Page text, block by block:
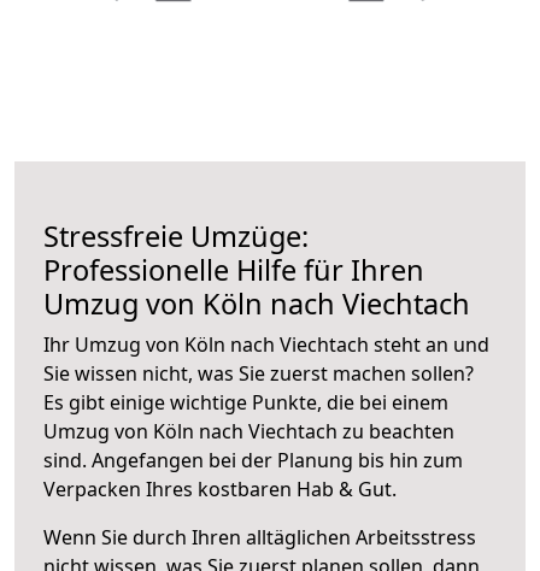
Stressfreie Umzüge:
Professionelle Hilfe für Ihren
Umzug von Köln nach Viechtach
Ihr Umzug von Köln nach Viechtach steht an und
Sie wissen nicht, was Sie zuerst machen sollen?
Es gibt einige wichtige Punkte, die bei einem
Umzug von Köln nach Viechtach zu beachten
sind. Angefangen bei der Planung bis hin zum
Verpacken Ihres kostbaren Hab & Gut.
Wenn Sie durch Ihren alltäglichen Arbeitsstress